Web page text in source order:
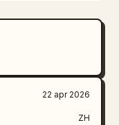
22 apr 2026
ZH